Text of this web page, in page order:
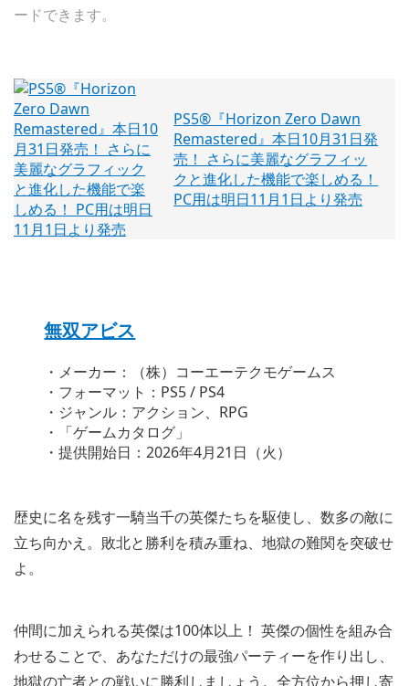
ードできます。
PS5®『Horizon Zero Dawn
Remastered』本日10月31日発
売！ さらに美麗なグラフィッ
クと進化した機能で楽しめる！
PC用は明日11月1日より発売
無双アビス
・メーカー：（株）コーエーテクモゲームス
・フォーマット：PS5 / PS4
・ジャンル：アクション、RPG
・「ゲームカタログ」
・提供開始日：2026年4月21日（火）
歴史に名を残す一騎当千の英傑たちを駆使し、数多の敵に
立ち向かえ。敗北と勝利を積み重ね、地獄の難関を突破せ
よ。
仲間に加えられる英傑は100体以上！ 英傑の個性を組み合
わせることで、あなただけの最強パーティーを作り出し、
地獄の亡者との戦いに勝利しましょう。全方位から押し寄